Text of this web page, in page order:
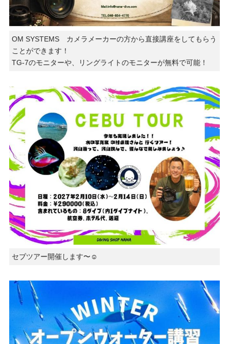
OM SYSTEMS カメラメーカーの方から直接講座をしてもらう
ことができます！
TG-7のモニターや、リングライトのモニターが無料で可能！
セブツアー開催します〜☺️